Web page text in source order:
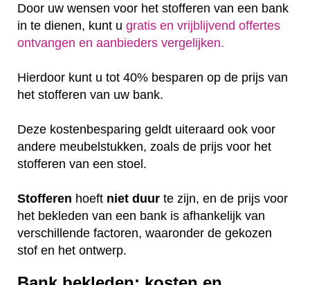
Door uw wensen voor het stofferen van een bank
in te dienen, kunt u gratis en vrijblijvend offertes
ontvangen en aanbieders vergelijken.
Hierdoor kunt u tot 40% besparen op de prijs van
het stofferen van uw bank.
Deze kostenbesparing geldt uiteraard ook voor
andere meubelstukken, zoals de prijs voor het
stofferen van een stoel.
Stofferen hoeft niet duur te zijn, en de prijs voor
het bekleden van een bank is afhankelijk van
verschillende factoren, waaronder de gekozen
stof en het ontwerp.